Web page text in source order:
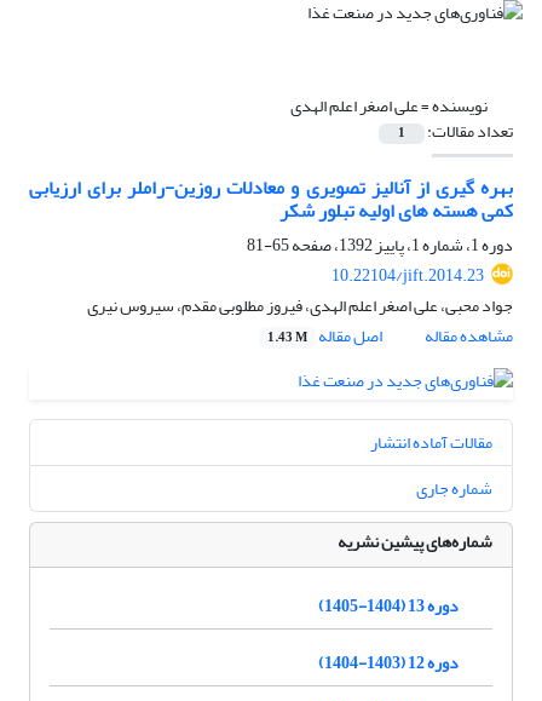
نویسنده =علی اصغر اعلم الهدی
تعداد مقالات: 1
بهره گیری از آنالیز تصویری و معادلات روزین-راملر برای ارزیابی
کمی هسته های اولیه تبلور شکر
دوره 1، شماره 1، پاییز 1392، صفحه
65-81
10.22104/jift.2014.23
جواد محبی، علی اصغر اعلم الهدی، فیروز مطلوبی مقدم، سیروس نیری
مشاهده مقاله
اصل مقاله 1.43 M
مقالات آماده انتشار
شماره جاری
شماره‌های پیشین نشریه
دوره 13 (1404-1405)
دوره 12 (1403-1404)